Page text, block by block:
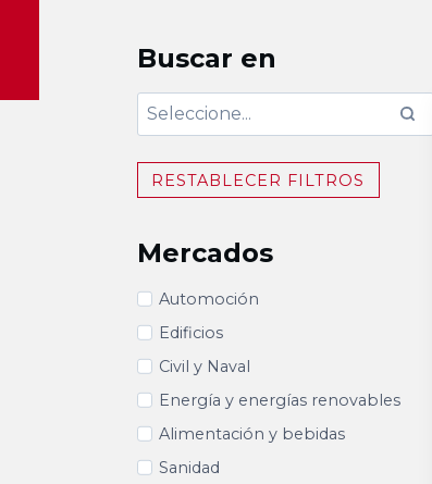
Buscar en
RESTABLECER FILTROS
Mercados
Automoción
Edificios
Civil y Naval
Energía y energías renovables
Alimentación y bebidas
Sanidad